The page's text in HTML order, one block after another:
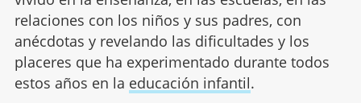
relaciones con los niños y sus padres, con
anécdotas y revelando las dificultades y los
placeres que ha experimentado durante todos
estos años en la educación infantil.